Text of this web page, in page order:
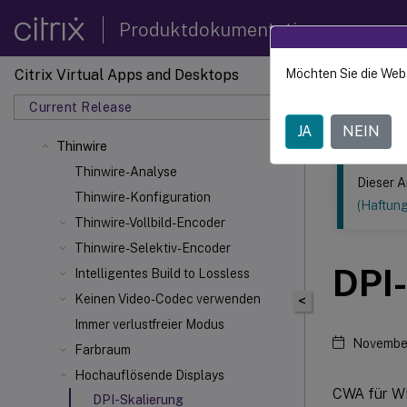
Produktdokumentation
Citrix Virtual Apps and Desktops
Current Release
Thinwire
Thinwire-Analyse
Thinwire-Konfiguration
Thinwire-Vollbild-Encoder
Thinwire-Selektiv-Encoder
Intelligentes Build to Lossless
Keinen Video-Codec verwenden
Immer verlustfreier Modus
Farbraum
Hochauflösende Displays
DPI-Skalierung
Dieser Inhalt
Citrix
<
Dieser
CWA für
Möchten Sie die
JA NEIN